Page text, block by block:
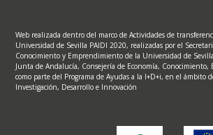
Web realizada dentro del marco de Actividades de
Universidad de Sevilla PAIDI 2020, realizadas por el
Conocimiento y Emprendimiento de la Universidad de
Junta de Andalucía, Consejería de Economía, Conocimiento,
como parte del Programa de Ayudas a la I+D+i, en el ámbito
Investigación, Desarrollo e Innovación